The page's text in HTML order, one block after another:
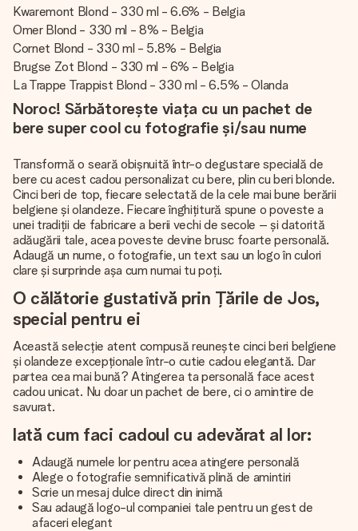
Kwaremont Blond - 330 ml - 6.6% - Belgia
Omer Blond - 330 ml - 8% - Belgia
Cornet Blond - 330 ml - 5.8% - Belgia
Brugse Zot Blond - 330 ml - 6% - Belgia
La Trappe Trappist Blond - 330 ml - 6.5% - Olanda
Noroc! Sărbătorește viața cu un pachet de
bere super cool cu fotografie și/sau nume
Transformă o seară obișnuită într-o degustare specială de
bere cu acest cadou personalizat cu bere, plin cu beri blonde.
Cinci beri de top, fiecare selectată de la cele mai bune berării
belgiene și olandeze. Fiecare înghițitură spune o poveste a
unei tradiții de fabricare a berii vechi de secole – și datorită
adăugării tale, acea poveste devine brusc foarte personală.
Adaugă un nume, o fotografie, un text sau un logo în culori
clare și surprinde așa cum numai tu poți.
O călătorie gustativă prin Țările de Jos,
special pentru ei
Această selecție atent compusă reunește cinci beri belgiene
și olandeze excepționale într-o cutie cadou elegantă. Dar
partea cea mai bună? Atingerea ta personală face acest
cadou unicat. Nu doar un pachet de bere, ci o amintire de
savurat.
Iată cum faci cadoul cu adevărat al lor:
Adaugă numele lor pentru acea atingere personală
Alege o fotografie semnificativă plină de amintiri
Scrie un mesaj dulce direct din inimă
Sau adaugă logo-ul companiei tale pentru un gest de
afaceri elegant